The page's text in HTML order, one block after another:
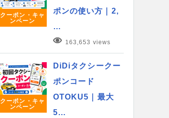
クーポン・キャ
ンペーン
ポンの使い方｜2,
…
163,653 views
クーポン・キャ
ンペーン
DiDiタクシークー
ポンコード
OTOKU5｜最大
5…